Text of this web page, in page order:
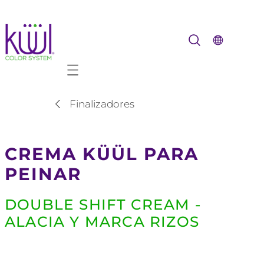
Mobile navigation
Finalizadores
CREMA KÜÜL PARA
PEINAR
DOUBLE SHIFT CREAM -
ALACIA Y MARCA RIZOS